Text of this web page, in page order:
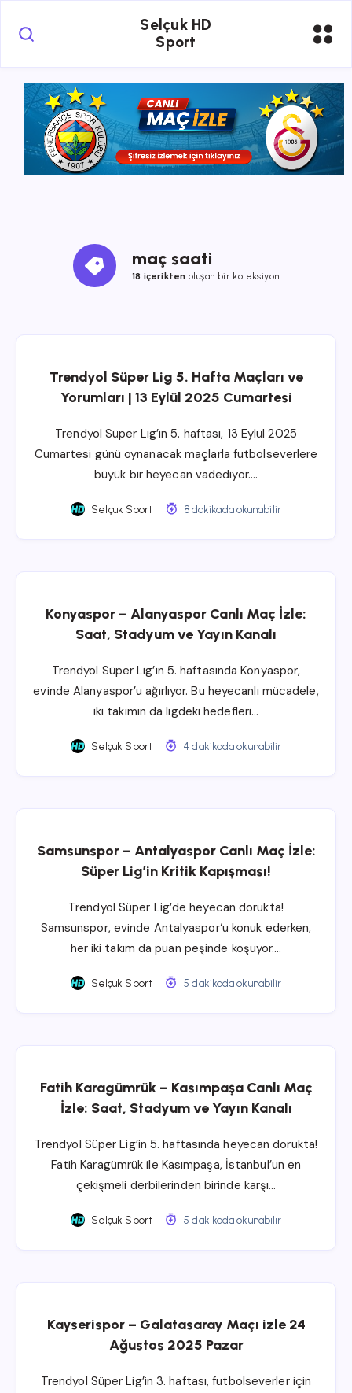
Selçuk HD
Sport
maç saati
18 içerikten oluşan bir koleksiyon
Trendyol Süper Lig 5. Hafta Maçları ve
Yorumları | 13 Eylül 2025 Cumartesi
Trendyol Süper Lig’in 5. haftası, 13 Eylül 2025
Cumartesi günü oynanacak maçlarla futbolseverlere
büyük bir heyecan vadediyor….
Selçuk Sport 8 dakikada okunabilir
Konyaspor – Alanyaspor Canlı Maç İzle:
Saat, Stadyum ve Yayın Kanalı
Trendyol Süper Lig’in 5. haftasında Konyaspor,
evinde Alanyaspor’u ağırlıyor. Bu heyecanlı mücadele,
iki takımın da ligdeki hedefleri…
Selçuk Sport 4 dakikada okunabilir
Samsunspor – Antalyaspor Canlı Maç İzle:
Süper Lig’in Kritik Kapışması!
Trendyol Süper Lig’de heyecan dorukta!
Samsunspor, evinde Antalyaspor‘u konuk ederken,
her iki takım da puan peşinde koşuyor….
Selçuk Sport 5 dakikada okunabilir
Fatih Karagümrük – Kasımpaşa Canlı Maç
İzle: Saat, Stadyum ve Yayın Kanalı
Trendyol Süper Lig’in 5. haftasında heyecan dorukta!
Fatih Karagümrük ile Kasımpaşa, İstanbul’un en
çekişmeli derbilerinden birinde karşı…
Selçuk Sport 5 dakikada okunabilir
Kayserispor – Galatasaray Maçı izle 24
Ağustos 2025 Pazar
Trendyol Süper Lig’in 3. haftası, futbolseverler için